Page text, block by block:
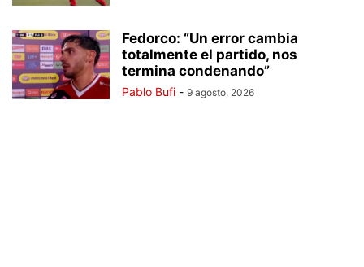
Fedorco: “Un error cambia
totalmente el partido, nos
termina condenando”
Pablo Bufi - 9 agosto, 2026